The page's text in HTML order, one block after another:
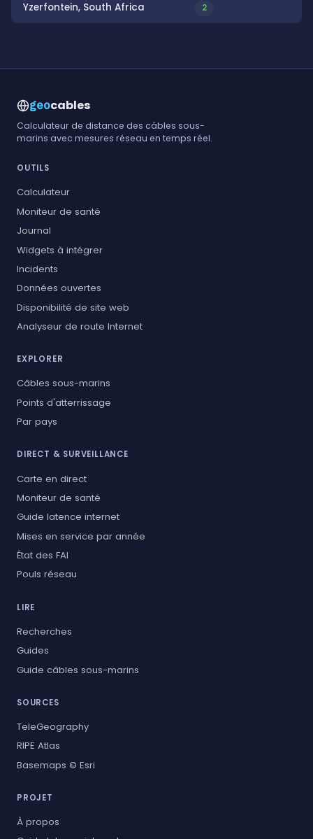
Yzerfontein, South Africa 2
geocables
Calculateur de distance des câbles sous-
marins avec mesures réseau en temps réel.
OUTILS
Calculateur
Moniteur de santé
Journal
Widgets à intégrer
Incidents
Données ouvertes
Disponibilité de site web
Analyseur de route Internet
EXPLORER
Câbles sous-marins
Points d'atterrissage
Par pays
DIRECT & SURVEILLANCE
Carte en direct
Moniteur de santé
Guide latence internet
Mises en service par année
État des FAI
Pouls réseau
LIRE
Recherches
Guides
Guide câbles sous-marins
SOURCES
TeleGeography
RIPE Atlas
Basemaps © Esri
PROJET
À propos